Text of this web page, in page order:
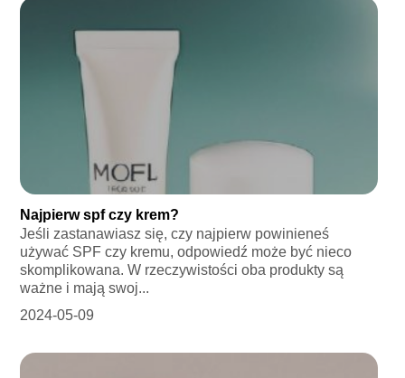
Najpierw spf czy krem?
Jeśli zastanawiasz się, czy najpierw powinieneś
używać SPF czy kremu, odpowiedź może być nieco
skomplikowana. W rzeczywistości oba produkty są
ważne i mają swoj...
2024-05-09